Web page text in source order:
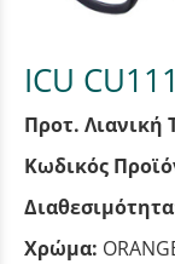
ICU
Προτ. Λιανική
Κωδικός
Χρώμα: